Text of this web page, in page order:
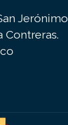
Jerónimo
Contreras.